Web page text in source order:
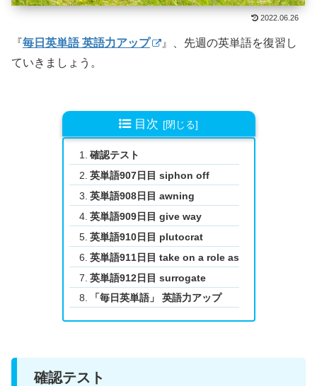
2022.06.26
『毎日英単語 英語力アップ
』、先週の英単語を復習し
ていきましょう。
目次
確認テスト
英単語907日目 siphon off
英単語908日目 awning
英単語909日目 give way
英単語910日目 plutocrat
英単語911日目 take on a role as
英単語912日目 surrogate
「毎日英単語」 英語力アップ
確認テスト